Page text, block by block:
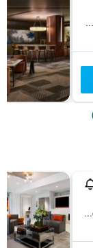
181 Peachtree Street Northeast, أطلنطا (جورجيا), GA, الولايات المتحدة الأميريكية
3399 International Boulevard, أطلنطا (جورجيا), GA, الولايات المتحدة الأميريكية